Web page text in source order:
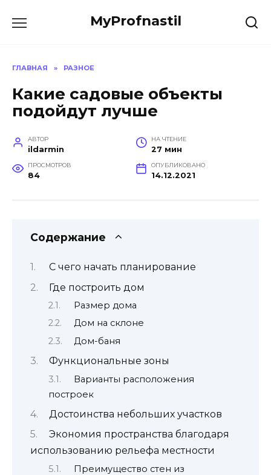
MyProfnastil
ГЛАВНАЯ » РАЗНОЕ
Какие садовые объекты
подойдут лучше
АВТОР
ildarmin
НА ЧТЕНИЕ
27 мин
ПРОСМОТРОВ
84
ОПУБЛИКОВАНО
14.12.2021
Содержание
С чего начать планирование
Где построить дом
Размер дома
Дом на склоне
Дом-баня
Функциональные зоны
Варианты расположения
построек
Достоинства небольших участков
Экономия пространства благодаря
использованию рельефа местности
Преимущество стен из